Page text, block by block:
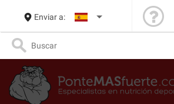
Enviar a: